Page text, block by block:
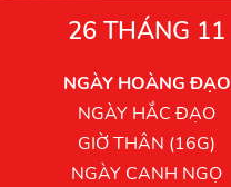
26 THÁNG 11
NGÀY HOÀNG ĐẠO
NGÀY HẮC ĐẠO
GIỜ THÂN (16G)
NGÀY CANH NGỌ